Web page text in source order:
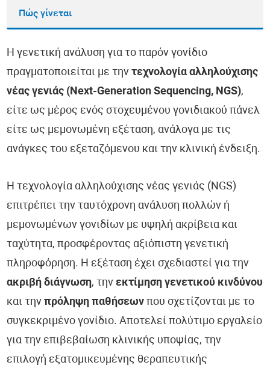
Πώς γίνεται
Η γενετική ανάλυση για το παρόν γονίδιο
πραγματοποιείται με τηντεχνολογία αλληλούχισης
νέας γενιάς (Next-Generation Sequencing, NGS),
είτε ως μέρος ενός στοχευμένου γονιδιακού πάνελ
είτε ως μεμονωμένη εξέταση, ανάλογα με τις
ανάγκες του εξεταζόμενου και την κλινική ένδειξη.
Η τεχνολογία αλληλούχισης νέας γενιάς (NGS)
επιτρέπει την ταυτόχρονη ανάλυση πολλών ή
μεμονωμένων γονιδίων με υψηλή ακρίβεια και
ταχύτητα, προσφέροντας αξιόπιστη γενετική
πληροφόρηση. Η εξέταση έχει σχεδιαστεί για την
ακριβή διάγνωση, τηνεκτίμηση γενετικού κινδύνου
και τηνπρόληψη παθήσεων που σχετίζονται με το
συγκεκριμένο γονίδιο. Αποτελεί πολύτιμο εργαλείο
για την επιβεβαίωση κλινικής υποψίας, την
επιλογή εξατομικευμένης θεραπευτικής